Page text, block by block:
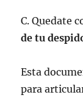
C. Quedate
de tu
Esta
para